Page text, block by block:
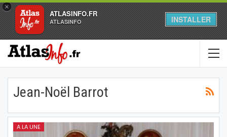
×
ATLASINFO.FR
ATLASINFO INSTALLER
Jean-Noël Barrot
A LA UNE